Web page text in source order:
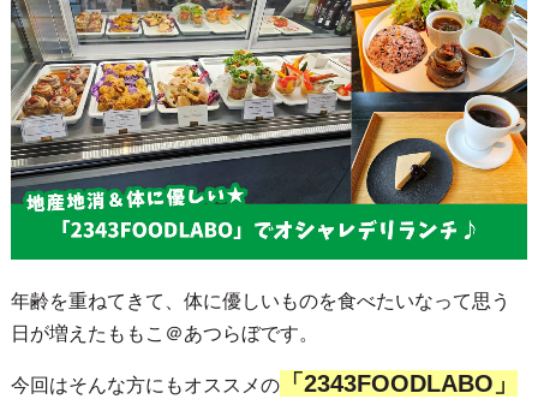
年齢を重ねてきて、体に優しいものを食べたいなって思う
日が増えたももこ＠あつらぼです。
今回はそんな方にもオススメの「2343FOODLABO」